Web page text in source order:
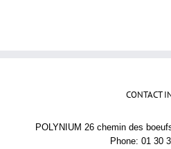
CONTACT
POLYNIUM 26 chemin des
Phone: 01 30